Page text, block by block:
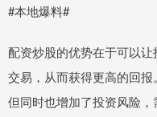
#本地爆料#
配资炒股的优势在于可以
交易，从而获得更高的回
但同时也增加了投资风险